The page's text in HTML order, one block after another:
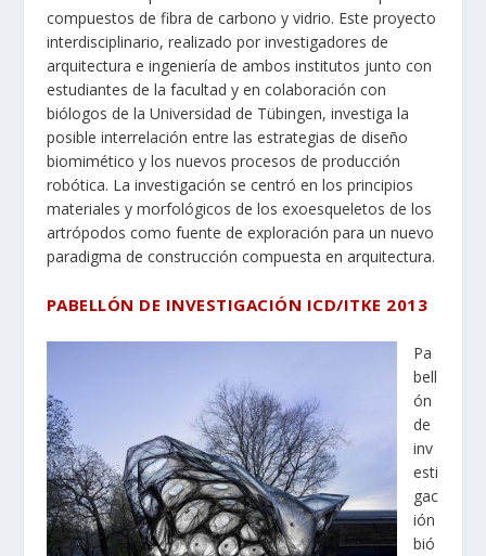
compuestos de fibra de carbono y vidrio. Este proyecto
interdisciplinario, realizado por investigadores de
arquitectura e ingeniería de ambos institutos junto con
estudiantes de la facultad y en colaboración con
biólogos de la Universidad de Tübingen, investiga la
posible interrelación entre las estrategias de diseño
biomimético y los nuevos procesos de producción
robótica. La investigación se centró en los principios
materiales y morfológicos de los exoesqueletos de los
artrópodos como fuente de exploración para un nuevo
paradigma de construcción compuesta en arquitectura.
PABELLÓN DE INVESTIGACIÓN ICD/ITKE 2013
Pa
bell
ón
de
inv
esti
gac
ión
bió